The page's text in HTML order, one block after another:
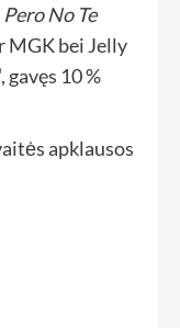
Pero No Te
MGK bei Jelly
gavęs 10 %
apklausos